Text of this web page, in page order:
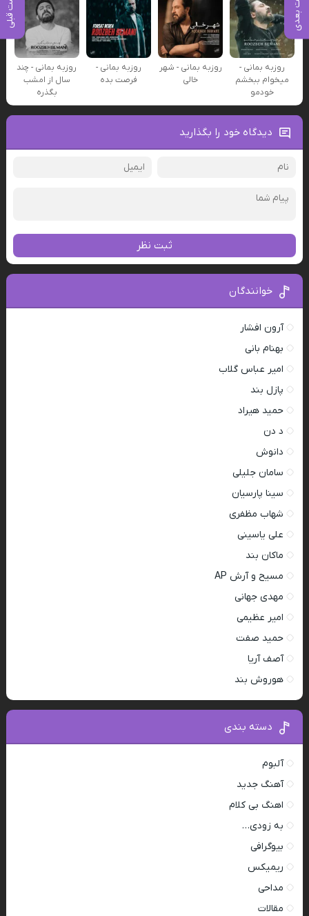
پست بعدی پست قبلی
روزبه بمانی -
میخوام ببخشم
خودمو
روزبه بمانی - شهر
خالی
روزبه بمانی -
فرصت بده
روزبه بمانی - چند
سال از امشب
بگذره
دیدگاه خود را بگذارید
ثبت نظر
خوانندگان
آرون افشار
بهنام بانی
امیر عباس گلاب
پازل بند
حمید هیراد
د دن
دانوش
سامان جلیلی
سینا پارسیان
شهاب مظفری
علی یاسینی
ماکان بند
مسیح و آرش AP
مهدی جهانی
امیر عظیمی
حمید صفت
آصف آریا
هوروش بند
دسته بندی
آلبوم
آهنگ جدید
اهنگ بی کلام
به زودی…
بیوگرافی
ریمیکس
مداحی
مقالات